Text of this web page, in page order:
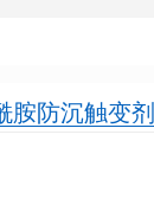
胺防沉触变剂